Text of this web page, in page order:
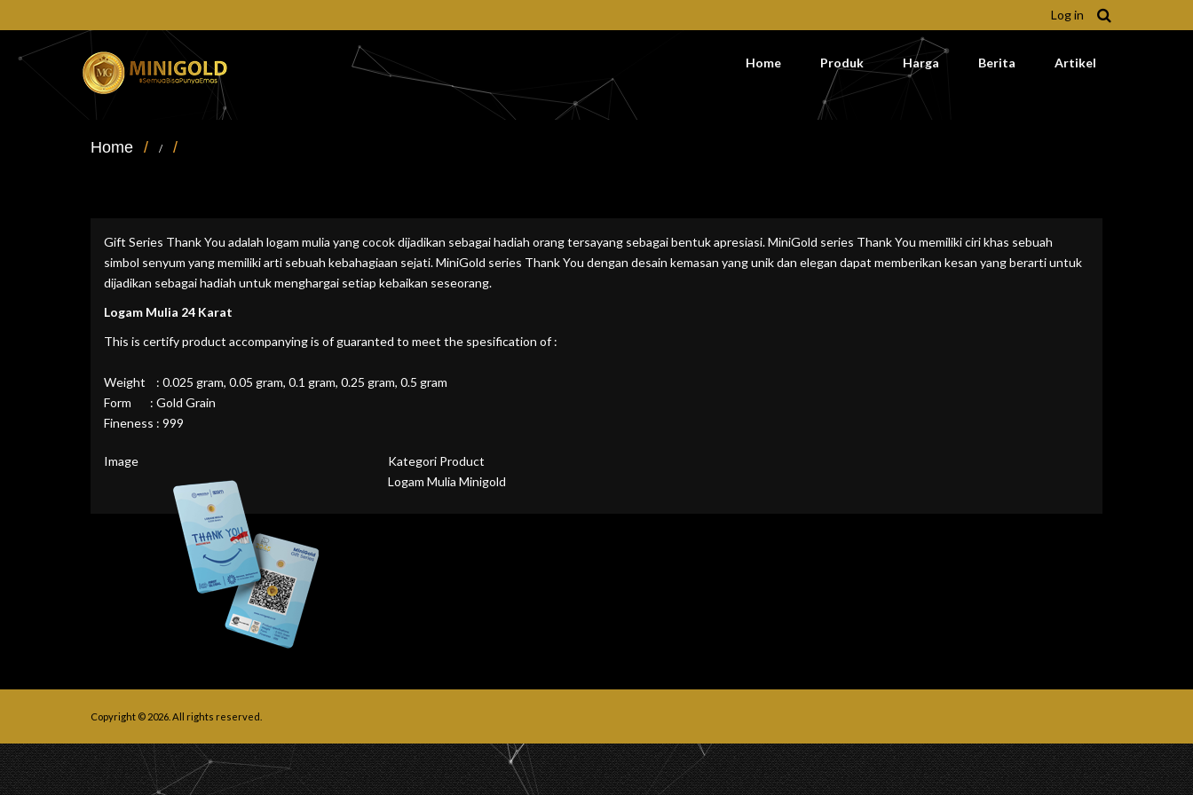
to
Log in
Home Produk Harga Berita Artikel
Home / /
Gift Series Thank You adalah logam mulia yang cocok dijadikan sebagai hadiah orang tersayang sebagai bentuk apresiasi. MiniGold series Thank You memiliki ciri khas sebuah
simbol senyum yang memiliki arti sebuah kebahagiaan sejati. MiniGold series Thank You dengan desain kemasan yang unik dan elegan dapat memberikan kesan yang berarti untuk
dijadikan sebagai hadiah untuk menghargai setiap kebaikan seseorang.
Logam Mulia 24 Karat
This is certify product accompanying is of guaranted to meet the spesification of :
Weight : 0.025 gram, 0.05 gram, 0.1 gram, 0.25 gram, 0.5 gram
Form : Gold Grain
Fineness : 999
Image
Kategori Product
Logam Mulia Minigold
Copyright © 2026. All rights reserved.